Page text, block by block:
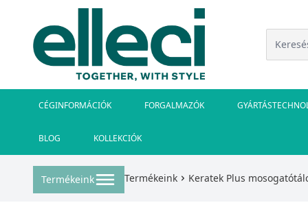
CÉGINFORMÁCIÓK FORGALMAZÓK
BLOG KOLLEKCIÓK
Termékeink Termékeink Keratek Plus